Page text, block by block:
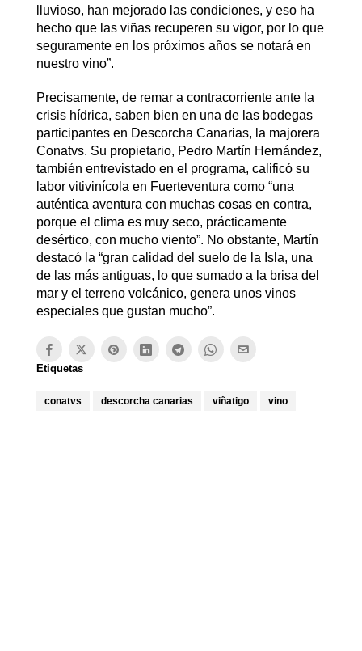
lluvioso, han mejorado las condiciones, y eso ha
hecho que las viñas recuperen su vigor, por lo que
seguramente en los próximos años se notará en
nuestro vino”.
Precisamente, de remar a contracorriente ante la
crisis hídrica, saben bien en una de las bodegas
participantes en Descorcha Canarias, la majorera
Conatvs. Su propietario, Pedro Martín Hernández,
también entrevistado en el programa, calificó su
labor vitivinícola en Fuerteventura como “una
auténtica aventura con muchas cosas en contra,
porque el clima es muy seco, prácticamente
desértico, con mucho viento”. No obstante, Martín
destacó la “gran calidad del suelo de la Isla, una
de las más antiguas, lo que sumado a la brisa del
mar y el terreno volcánico, genera unos vinos
especiales que gustan mucho”.
Etiquetas
conatvs descorcha canarias viñatigo vino